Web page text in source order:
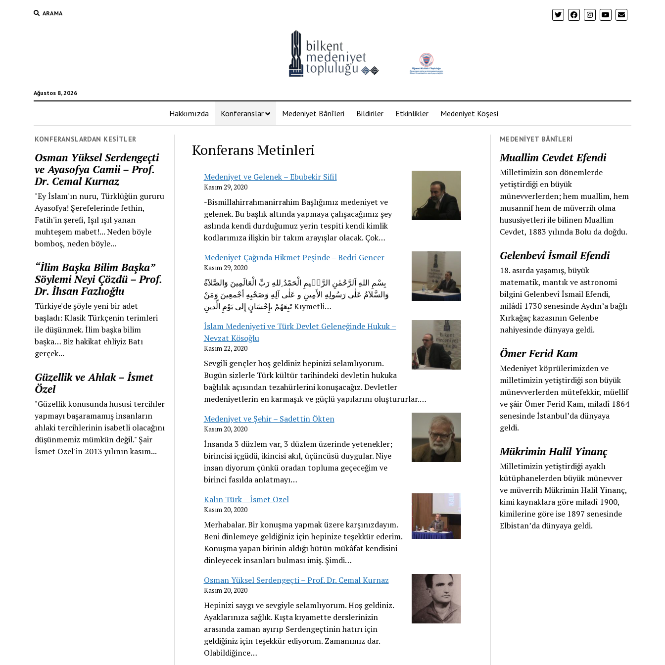
ARAMA
Ağustos 8, 2026
Hakkımızda Konferanslar Medeniyet Bânîleri Bildiriler Etkinlikler Medeniyet Köşesi
KONFERANSLARDAN KESITLER
Osman Yüksel Serdengeçti
ve Ayasofya Camii – Prof.
Dr. Cemal Kurnaz
"Ey İslam'ın nuru, Türklüğün gururu
Ayasofya! Şerefelerinde fethin,
Fatih'in şerefi, Işıl ışıl yanan
muhteşem mabet!... Neden böyle
bomboş, neden böyle...
“İlim Başka Bilim Başka”
Söylemi Neyi Çözdü – Prof.
Dr. İhsan Fazlıoğlu
Türkiye'de şöyle yeni bir adet
başladı: Klasik Türkçenin terimleri
ile düşünmek. İlim başka bilim
başka… Biz hakikat ehliyiz Batı
gerçek...
Güzellik ve Ahlak – İsmet
Özel
"Güzellik konusunda hususi tercihler
yapmayı başaramamış insanların
ahlaki tercihlerinin isabetli olacağını
düşünmemiz mümkün değil." Şair
İsmet Özel'in 2013 yılının kasım...
Konferans Metinleri
Medeniyet ve Gelenek – Ebubekir Sifil
Kasım 29, 2020
-Bismillahirrahmanirrahim Başlığımız medeniyet ve
gelenek. Bu başlık altında yapmaya çalışacağımız şey
aslında kendi durduğumuz yerin tespiti kendi kimlik
kodlarımıza ilişkin bir takım arayışlar olacak. Çok…
Medeniyet Çağında Hikmet Peşinde – Bedri Gencer
Kasım 29, 2020
بِسْمِ اللهِ اَلرَّحْمٰنِ الرَّح۪يمِ الْحَمْدُ ِللهِ رَبِّ الْعَالَمِينَ وَالصَّلاَةُ
وَالسَّلاَمُ عَلٰى رَسُولِهِ الأَمِينِ و عَلٰى آلِهِ وَصَحْبِهِ أجْمعِينَ وَمَنْ
تَبِعَهُمْ بإِحْسَانٍ إِلى يَوْمِ الِّدينِ Kıymetli…
İslam Medeniyeti ve Türk Devlet Geleneğinde Hukuk –
Nevzat Kösoğlu
Kasım 22, 2020
Sevgili gençler hoş geldiniz hepinizi selamlıyorum.
Bugün sizlerle Türk kültür tarihindeki devletin hukuka
bağlılık açısından tezahürlerini konuşacağız. Devletler
medeniyetlerin en karmaşık ve güçlü yapılarını oluştururlar.…
Medeniyet ve Şehir – Sadettin Ökten
Kasım 20, 2020
İnsanda 3 düzlem var, 3 düzlem üzerinde yetenekler;
birincisi içgüdü, ikincisi akıl, üçüncüsü duygular. Niye
insan diyorum çünkü oradan topluma geçeceğim ve
birinci fasılda anlatmayı…
Kalın Türk – İsmet Özel
Kasım 20, 2020
Merhabalar. Bir konuşma yapmak üzere karşınızdayım.
Beni dinlemeye geldiğiniz için hepinize teşekkür ederim.
Konuşma yapan birinin aldığı bütün mükâfat kendisini
dinleyecek insanları bulması imiş. Şimdi…
Osman Yüksel Serdengeçti – Prof. Dr. Cemal Kurnaz
Kasım 20, 2020
Hepinizi saygı ve sevgiyle selamlıyorum. Hoş geldiniz.
Ayaklarınıza sağlık. Kışta kıyamette derslerinizin
arasında zaman ayırıp Serdengeçtinin hatırı için
geldiğiniz için teşekkür ediyorum. Zamanımız dar.
Olabildiğince…
MEDENIYET BÂNÎLERI
Muallim Cevdet Efendi
Milletimizin son dönemlerde
yetiştirdiği en büyük
münevverlerden; hem muallim, hem
musannif hem de müverrih olma
hususiyetleri ile bilinen Muallim
Cevdet, 1883 yılında Bolu da doğdu.
Gelenbevî İsmail Efendi
18. asırda yaşamış, büyük
matematik, mantık ve astronomi
bilgini Gelenbevî İsmail Efendi,
milâdî 1730 senesinde Aydın’a bağlı
Kırkağaç kazasının Gelenbe
nahiyesinde dünyaya geldi.
Ömer Ferid Kam
Medeniyet köprülerimizden ve
milletimizin yetiştirdiği son büyük
münevverlerden mütefekkir, müellif
ve şâir Ömer Ferid Kam, miladî 1864
senesinde İstanbul’da dünyaya
geldi.
Mükrimin Halil Yinanç
Milletimizin yetiştirdiği ayaklı
kütüphanelerden büyük münevver
ve müverrih Mükrimin Halil Yinanç,
kimi kaynaklara göre miladî 1900,
kimilerine göre ise 1897 senesinde
Elbistan’da dünyaya geldi.